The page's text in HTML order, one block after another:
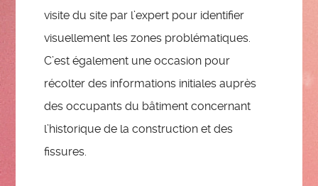
visite du site par l’expert pour identifier
visuellement les zones problématiques.
C’est également une occasion pour
récolter des informations initiales auprès
des occupants du bâtiment concernant
l’historique de la construction et des
fissures.